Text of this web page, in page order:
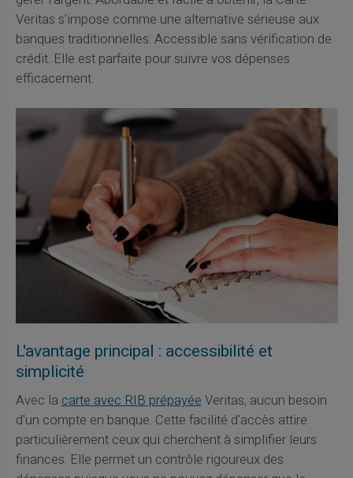
Veritas s'impose comme une alternative sérieuse aux
banques traditionnelles. Accessible sans vérification de
crédit. Elle est parfaite pour suivre vos dépenses
efficacement.
L'avantage principal : accessibilité et
simplicité
Avec lacarte avec RIB prépayéeVeritas, aucun besoin
d'un compte en banque. Cette facilité d'accès attire
particulièrement ceux qui cherchent à simplifier leurs
finances. Elle permet un contrôle rigoureux des